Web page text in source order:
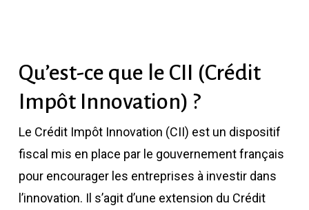
Qu’est-ce que le CII (Crédit
Impôt Innovation) ?
Le Crédit Impôt Innovation (CII) est un dispositif
fiscal mis en place par le gouvernement français
pour encourager les entreprises à investir dans
l’innovation. Il s’agit d’une extension du Crédit